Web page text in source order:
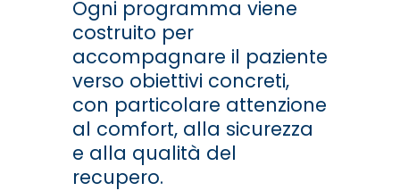
Ogni programma viene
costruito per
accompagnare il paziente
verso obiettivi concreti,
con particolare attenzione
al comfort, alla sicurezza
e alla qualità del
recupero.